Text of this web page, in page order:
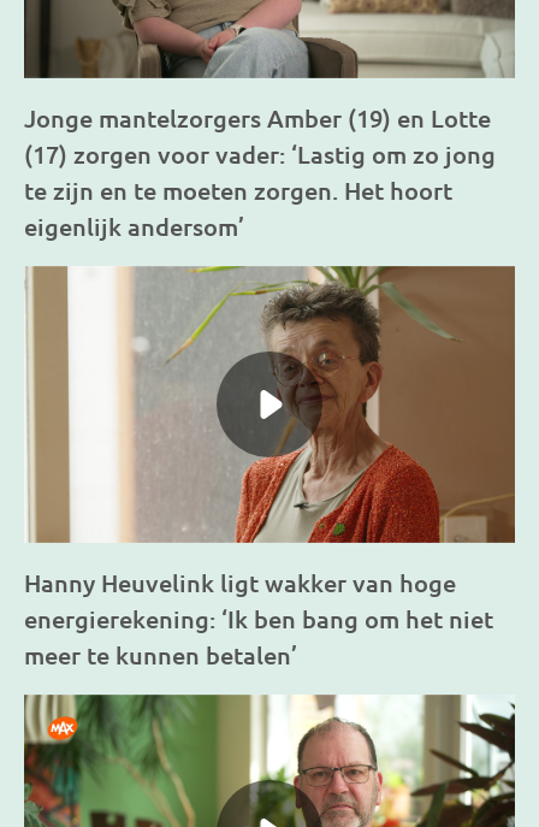
Jonge mantelzorgers Amber (19) en Lotte
(17) zorgen voor vader: ‘Lastig om zo jong
te zijn en te moeten zorgen. Het hoort
eigenlijk andersom’
Hanny Heuvelink ligt wakker van hoge
energierekening: ‘Ik ben bang om het niet
meer te kunnen betalen’